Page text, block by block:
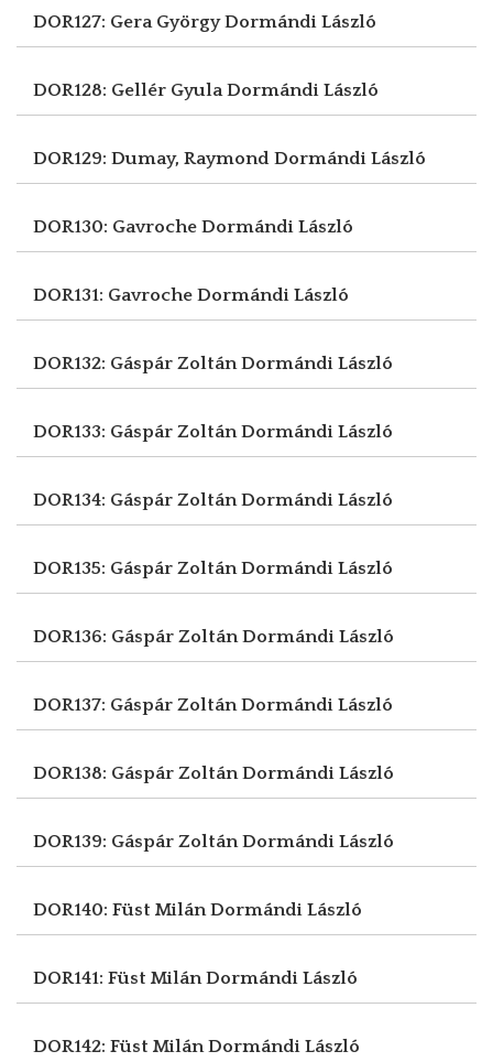
DOR127: Gera GyörgyDormándi László
DOR128: Gellér GyulaDormándi László
DOR129: Dumay, Raymond Dormándi László
DOR130: Gavroche Dormándi László
DOR131: Gavroche Dormándi László
DOR132: Gáspár ZoltánDormándi László
DOR133: Gáspár ZoltánDormándi László
DOR134: Gáspár ZoltánDormándi László
DOR135: Gáspár ZoltánDormándi László
DOR136: Gáspár ZoltánDormándi László
DOR137: Gáspár ZoltánDormándi László
DOR138: Gáspár ZoltánDormándi László
DOR139: Gáspár ZoltánDormándi László
DOR140: Füst MilánDormándi László
DOR141: Füst MilánDormándi László
DOR142: Füst MilánDormándi László